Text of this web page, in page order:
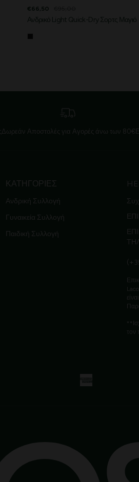
€66,50
Ανδρικό Light Quick-Dry Σορτς Μαγιό
Δωρεάν Αποστολές για Αγορές άνω των 80€
ΚΑΤΗΓΟΡΙΕΣ
Ανδρική Συλλογή
Γυναικεία Συλλογή
Παιδική Συλλογή
τον